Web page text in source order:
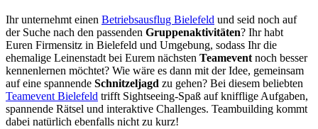
Ihr unternehmt einen Betriebsausflug Bielefeld und seid noch auf
der Suche nach den passenden Gruppenaktivitäten? Ihr habt
Euren Firmensitz in Bielefeld und Umgebung, sodass Ihr die
ehemalige Leinenstadt bei Eurem nächsten Teameventnoch besser
kennenlernen möchtet? Wie wäre es dann mit der Idee, gemeinsam
auf eine spannende Schnitzeljagd zu gehen? Bei diesem beliebten
Teamevent Bielefeld trifft Sightseeing-Spaß auf knifflige Aufgaben,
spannende Rätsel und interaktive Challenges. Teambuilding kommt
dabei natürlich ebenfalls nicht zu kurz!